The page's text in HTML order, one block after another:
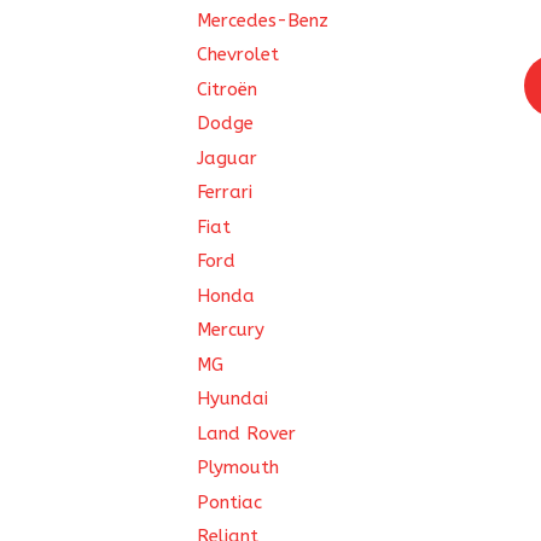
Mercedes-Benz
Chevrolet
Citroën
Dodge
Jaguar
Ferrari
Fiat
Ford
Honda
Mercury
MG
Hyundai
Land Rover
Plymouth
Pontiac
Reliant